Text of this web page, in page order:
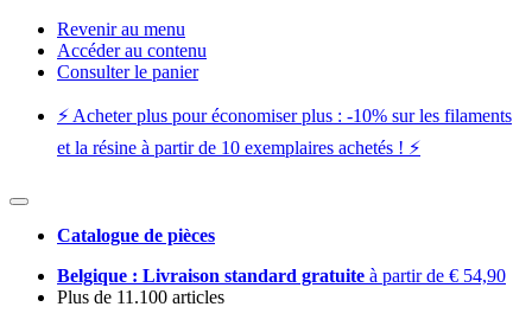
Revenir au menu
Accéder au contenu
Consulter le panier
⚡️ Acheter plus pour économiser plus : -10% sur les filaments
et la résine à partir de 10 exemplaires achetés ! ⚡️
Catalogue de pièces
Belgique : Livraison standard gratuite à partir de € 54,90
Plus de 11.100 articles